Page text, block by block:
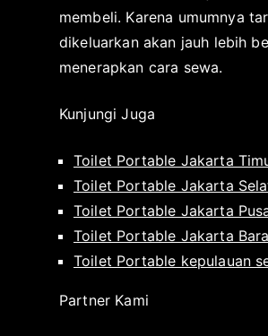
membeli. Karena umumnya
dikeluarkan akan jauh lebih
menerapkan cara sewa.
Kunjungi Juga
Toilet Portable Jakarta
Toilet Portable Jakarta
Toilet Portable Jakarta
Toilet Portable Jakarta
Toilet Portable kepulauan
Partner Kami